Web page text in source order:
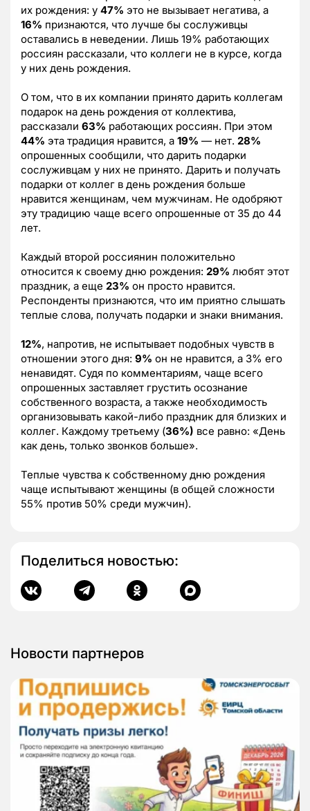
их рождения: у 47% это не вызывает негатива, а
16% признаются, что лучше бы сослуживцы
оставались в неведении. Лишь 19% работающих
россиян рассказали, что коллеги не в курсе, когда
у них день рождения.
О том, что в их компании принято дарить коллегам
подарок на день рождения от коллектива,
рассказали 63% работающих россиян. При этом
44% эта традиция нравится, а 19% — нет. 28%
опрошенных сообщили, что дарить подарки
сослуживцам у них не принято. Дарить и получать
подарки от коллег в день рождения больше
нравится женщинам, чем мужчинам. Не одобряют
эту традицию чаще всего опрошенные от 35 до 44
лет.
Каждый второй россиянин положительно
относится к своему дню рождения: 29% любят этот
праздник, а еще 23% он просто нравится.
Респонденты признаются, что им приятно слышать
теплые слова, получать подарки и знаки внимания.
12%, напротив, не испытывает подобных чувств в
отношении этого дня: 9% он не нравится, а 3% его
ненавидят. Судя по комментариям, чаще всего
опрошенных заставляет грустить осознание
собственного возраста, а также необходимость
организовывать какой-либо праздник для близких и
коллег. Каждому третьему (36%) все равно: «День
как день, только звонков больше».
Теплые чувства к собственному дню рождения
чаще испытывают женщины (в общей сложности
55% против 50% среди мужчин).
Поделиться новостью:
Новости партнеров